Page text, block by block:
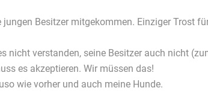
Besitzer mitgekommen. Einziger Trost
nicht verstanden, seine Besitzer auch nicht
es akzeptieren. Wir müssen das!
wie vorher und auch meine Hunde.